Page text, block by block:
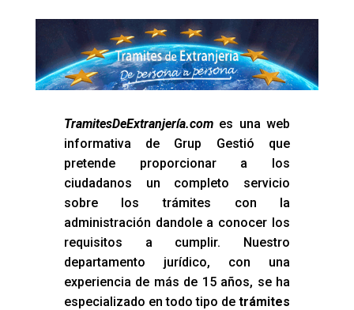
TramitesDeExtranjería.comes una web
informativa de Grup Gestió que
pretende proporcionar a los
ciudadanos un completo servicio
sobre los trámites con la
administración dandole a conocer los
requisitos a cumplir. Nuestro
departamento jurídico, con una
experiencia de más de 15 años, se ha
especializado en todo tipo detrámites